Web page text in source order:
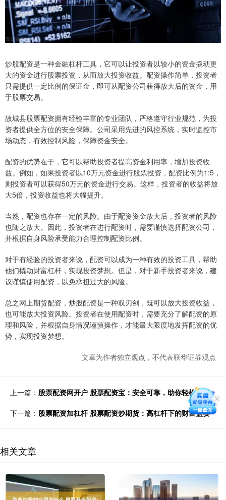
炒股配资是一种金融杠杆工具，它可以让投资者以较小的资金撬动更
大的资金进行股票投资，从而放大投资收益。配资操作简单，投资者
只需提供一定比例的保证金，即可从配资公司获得放大后的资金，用
于股票交易。
故城县股票配资拥有经验丰富的专业团队，严格遵守行业规范，为投
资者提供全方位的安全保障。公司采用先进的风控系统，实时监控市
场动态，有效控制风险，保障资金安全。
配资的优势在于，它可以帮助投资者提高资金利用率，增加投资收
益。例如，如果投资者以10万元资金进行股票投资，配资比例为1:5，
则投资者可以获得50万元的资金进行交易。这样，投资者的收益将放
大5倍，投资收益也将大幅提升。
当然，配资也存在一定的风险。由于配资资金放大后，投资者的风险
也随之放大。因此，投资者在进行配资时，需要谨慎选择配资公司，
并根据自身风险承受能力合理控制配资比例。
对于有经验的投资者来说，配资可以成为一种有效的投资工具，帮助
他们撬动财富杠杆，实现投资梦想。但是，对于新手投资者来说，建
议谨慎使用配资，以免承担过大的风险。
总之网上期货配资，炒股配资是一种双刃剑，既可以放大投资收益，
也可能放大投资风险。投资者在使用配资时，需要充分了解配资的原
理和风险，并根据自身情况谨慎操作，才能最大限度地发挥配资的优
势，实现投资梦想。
文章为作者独立观点，不代表联华证券观点
上一篇： 股票配资网开户 股票配资宝：安全可靠，助你轻松理财
下一篇： 股票配资加杠杆 股票配资炒期货：高杠杆下的财富盛宴
相关文章